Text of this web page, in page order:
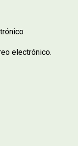
electrónico.